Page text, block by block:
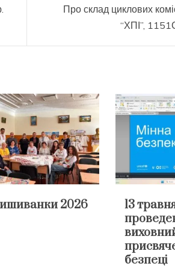
Про склад циклових
“ХПІ”,
2026
13
безпеці